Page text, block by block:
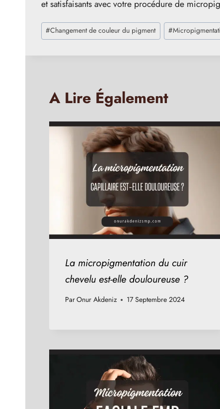
et satisfaisants avec votre procédure de
Étiquettes
de
#Changement de couleur du pigment #
A Lire Également
La micropigmentation du cuir
chevelu est-elle douloureuse ?
ParOnur Akdeniz 17 Septembre 2024